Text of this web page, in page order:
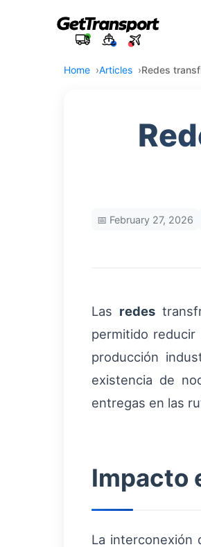
Home Articles Redes
📅 February 27, 2026
Las redes
permitido
producción
existencia de
entregas en las
Impacto
La